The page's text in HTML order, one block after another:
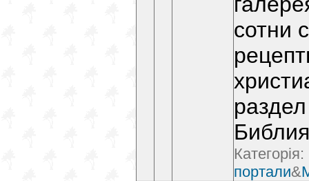
сотни
Категорія:
портали&